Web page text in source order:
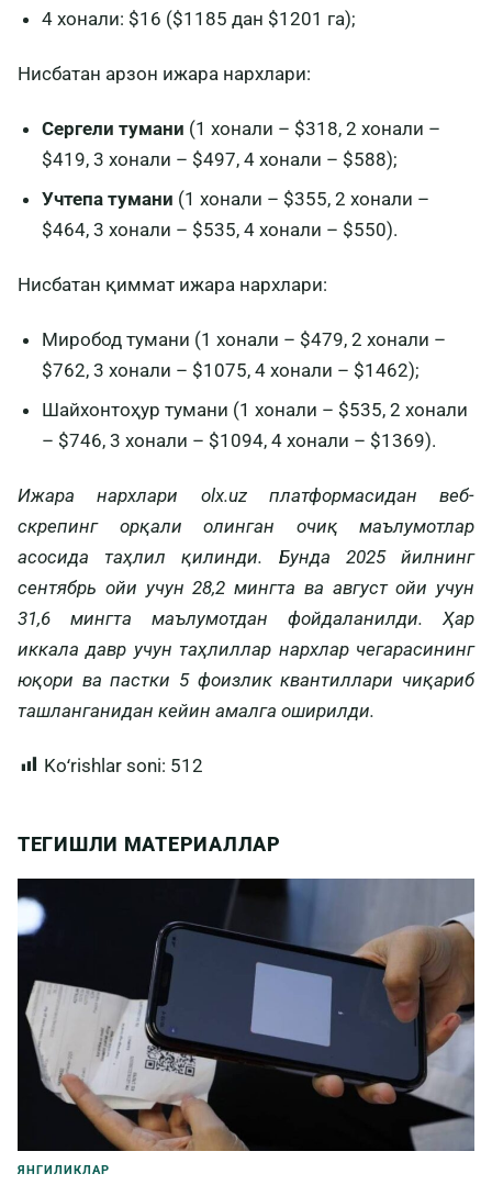
4 хонали: $16 ($1185 дан $1201 га);
Нисбатан арзон ижара нархлари:
Сергели тумани (1 хонали – $318, 2 хонали –
$419, 3 хонали – $497, 4 хонали – $588);
Учтепа тумани (1 хонали – $355, 2 хонали –
$464, 3 хонали – $535, 4 хонали – $550).
Нисбатан қиммат ижара нархлари:
Миробод тумани (1 хонали – $479, 2 хонали –
$762, 3 хонали – $1075, 4 хонали – $1462);
Шайхонтоҳур тумани (1 хонали – $535, 2 хонали
– $746, 3 хонали – $1094, 4 хонали – $1369).
Ижара нархлари olx.uz платформасидан веб-
скрепинг орқали олинган очиқ маълумотлар
асосида таҳлил қилинди. Бунда 2025 йилнинг
сентябрь ойи учун 28,2 мингта ва август ойи учун
31,6 мингта маълумотдан фойдаланилди. Ҳар
иккала давр учун таҳлиллар нархлар чегарасининг
юқори ва пастки 5 фоизлик квантиллари чиқариб
ташланганидан кейин амалга оширилди.
Koʻrishlar soni: 512
ТЕГИШЛИ МАТЕРИАЛЛАР
ЯНГИЛИКЛАР